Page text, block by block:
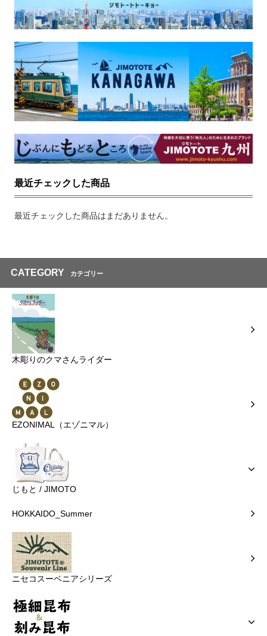
最近チェックした商品
最近チェックした商品はまだありません。
CATEGORY カテゴリー
木彫りのクマさんライダー
EZONIMAL（エゾニマル）
じもと / JIMOTO
HOKKAIDO_Summer
ニセコスーベニアシリーズ